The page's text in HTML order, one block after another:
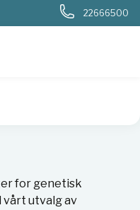
22666500
for genetisk
utvalg av